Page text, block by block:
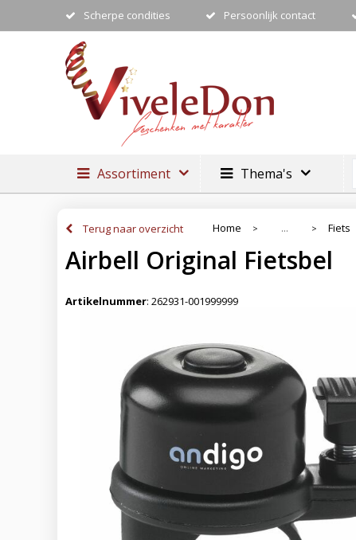
Scherpe condities Persoonlijk contact
Assortiment Thema's
Terug naar overzicht Home > ... > Fiets
Airbell Original Fietsbel
Artikelnummer: 262931-001999999